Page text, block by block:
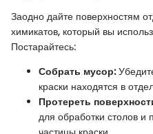
Заодно дайте поверхностям
химикатов, который вы
Постарайтесь:
Собрать мусор:
краски находятся в
Протереть
для обработки столов и